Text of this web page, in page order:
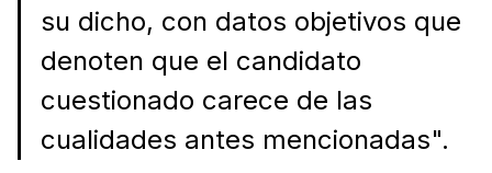
su dicho, con datos objetivos que
denoten que el candidato
cuestionado carece de las
cualidades antes mencionadas".